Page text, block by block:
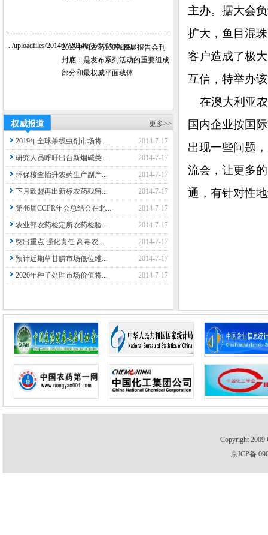
../uploadfiles/201407/20140717101655.jpg
2015中国农药100强发展报告会刊
封底：是发布系列活动的重要组成
部分和最权威平面载体
权威报道 更多>>
2019年全球杀线虫剂市场将...
2014-7-17
研究人员呼吁出台新烟碱类...
2014-7-17
环保核查抬升农药生产副产...
2014-7-17
下月欧盟再出新标农药残留...
2014-7-17
第46届CCPR年会总结会在北...
2014-7-17
农业部农药检定所农药检验...
2014-7-17
突出重点 强化责任 高毒农...
2014-7-17
预计近期草甘膦市场低位维...
2014-7-17
2020年种子处理市场价值将...
2014-7-17
主办。据大会
扩大，鱼目混
客户造成了极
互信，特举办
在澳大利亚农
国内企业按国
出现一些问题
流会，让更多
通，有针对性
Copyright 2009
京ICP备